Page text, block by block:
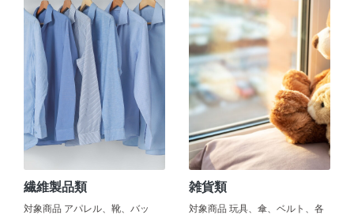
繊維製品類
対象商品 アパレル、靴、バッ
雑貨類
対象商品 玩具、傘、ベルト、各